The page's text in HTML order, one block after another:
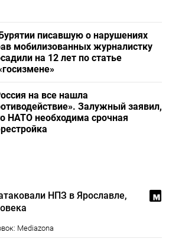
писавшую о нарушениях
мобилизованных журналистку
на 12 лет по статье
на все нашла
Залужный заявил,
НАТО необходима срочная